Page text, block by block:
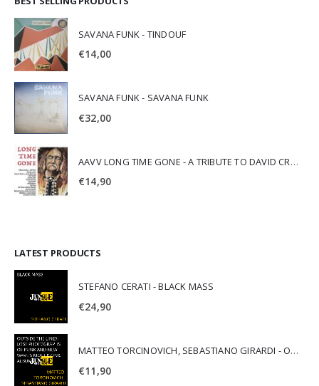
SAVANA FUNK - TINDOUF
€14,00
SAVANA FUNK - SAVANA FUNK
€32,00
AAVV LONG TIME GONE - A TRIBUTE TO DAVID CROSBY
€14,90
LATEST PRODUCTS
STEFANO CERATI - BLACK MASS
€24,90
MATTEO TORCINOVICH, SEBASTIANO GIRARDI - OUTSIDE THE LINES: LOST PHOTOGRAPHS OF PUNK AND NEW WAVE'S MOST ICONIC ALBUMS
€11,90